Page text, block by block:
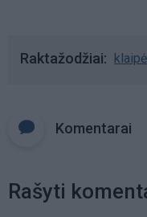
Raktažodžiai
Komentarai
Rašyti